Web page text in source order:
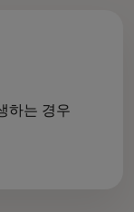
하는 경우